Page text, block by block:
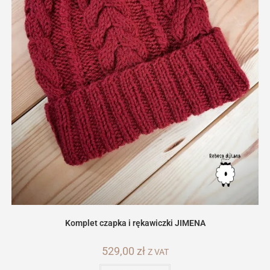
Komplet czapka i rękawiczki JIMENA
529,00 zł Z VAT